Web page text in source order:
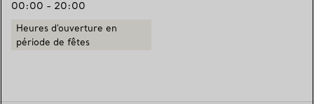
00:00 - 20:00
Heures d'ouverture en
période de fêtes